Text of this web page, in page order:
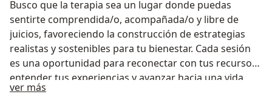
Busco que la terapia sea un lugar donde puedas
sentirte comprendida/o, acompañada/o y libre de
juicios, favoreciendo la construcción de estrategias
realistas y sostenibles para tu bienestar. Cada sesión
es una oportunidad para reconectar con tus recursos,
entender tus experiencias y avanzar hacia una vida
más habitable y coherente contigo mismo
ver más